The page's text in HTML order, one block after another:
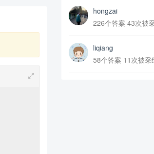
hongzai
226个答案 43次被
liqiang
58个答案 11次被采